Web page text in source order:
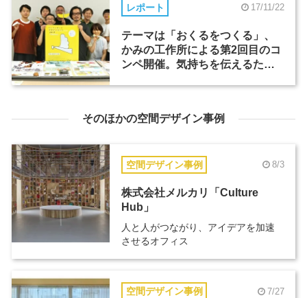
レポート 17/11/22
テーマは「おくるをつくる」、
かみの工作所による第2回目のコ
ンペ開催。気持ちを伝えるため
そのほかの空間デザイン事例
空間デザイン事例 8/3
株式会社メルカリ「Culture
Hub」
人と人がつながり、アイデアを加速
させるオフィス
空間デザイン事例 7/27